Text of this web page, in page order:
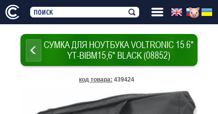
СУМКА ДЛЯ НОУТБУКА VOLTRONIC 15.6"
YT-BIBM15,6" BLACK (08852)
код товара: 439424